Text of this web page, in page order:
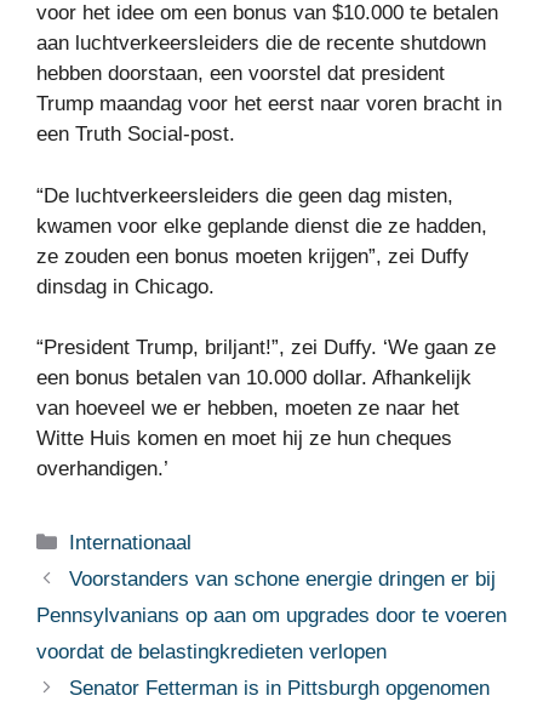
voor het idee om een ​​bonus van $10.000 te betalen
aan luchtverkeersleiders die de recente shutdown
hebben doorstaan, een voorstel dat president
Trump maandag voor het eerst naar voren bracht in
een Truth Social-post.
“De luchtverkeersleiders die geen dag misten,
kwamen voor elke geplande dienst die ze hadden,
ze zouden een bonus moeten krijgen”, zei Duffy
dinsdag in Chicago.
“President Trump, briljant!”, zei Duffy. ‘We gaan ze
een bonus betalen van 10.000 dollar. Afhankelijk
van hoeveel we er hebben, moeten ze naar het
Witte Huis komen en moet hij ze hun cheques
overhandigen.’
Categorieën
Internationaal
Voorstanders van schone energie dringen er bij
Pennsylvanians op aan om upgrades door te voeren
voordat de belastingkredieten verlopen
Senator Fetterman is in Pittsburgh opgenomen